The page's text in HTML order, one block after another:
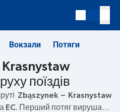
Вокзали Потяги
Krasnystaw
поїздів
Zbąszynek – Krasnystaw
EC
. Перший потяг вирушає о